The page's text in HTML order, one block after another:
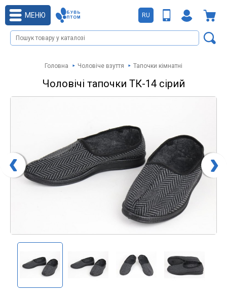
RU
МЕНЮ
Головна Чоловіче взуття Тапочки кімнатні
Чоловічі тапочки ТК-14 сірий